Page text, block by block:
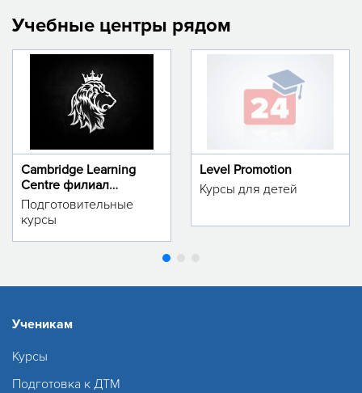
Учебные центры рядом
Cambridge Learning
Centre филиал
м.Тинчлик
Подготовительные
курсы
Level Promotion
Курсы для детей
Ученикам
Курсы
Подготовка к ДТМ